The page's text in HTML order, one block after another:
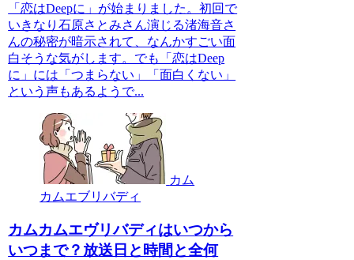
「恋はDeepに」が始まりました。初回で
いきなり石原さとみさん演じる渚海音さ
んの秘密が暗示されて、なんかすごい面
白そうな気がします。でも「恋はDeep
に」には「つまらない」「面白くない」
という声もあるようで...
カム
カムエブリバディ
カムカムエヴリバディはいつから
いつまで？放送日と時間と全何